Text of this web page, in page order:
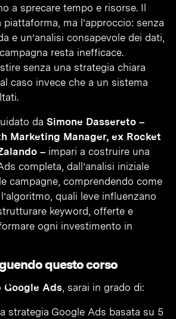
a sprecare tempo e risorse. Il
ma l’approccio: senza
e un’analisi consapevole dei dati,
resta inefficace.
senza una strategia chiara
caso invece che a un sistema
da Simone Dassereto –
Marketing Manager, ex Rocket
– impari a costruire una
completa, dall’analisi iniziale
campagne, comprendendo come
quali leve influenzano
keyword, offerte e
ogni investimento in
questo corso
Google Ads, sarai in grado di:
strategia Google Ads basata su 5